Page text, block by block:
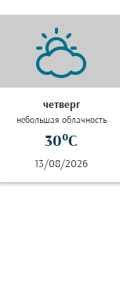
четверг
небольшая облачность
30°C
13/08/2026